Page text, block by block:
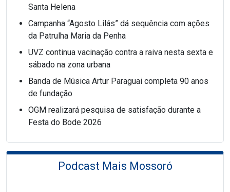
Santa Helena
Campanha “Agosto Lilás” dá sequência com ações
da Patrulha Maria da Penha
UVZ continua vacinação contra a raiva nesta sexta e
sábado na zona urbana
Banda de Música Artur Paraguai completa 90 anos
de fundação
OGM realizará pesquisa de satisfação durante a
Festa do Bode 2026
Podcast Mais Mossoró